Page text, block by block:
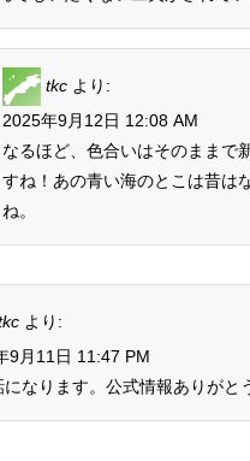
tkc より:
2025年9月12日 12:08 AM
なるほど、色合いはそのままで
すね！あの青い海のとこは昔は
ね。
より:
9月11日 11:47 PM
になります。公式情報ありがと